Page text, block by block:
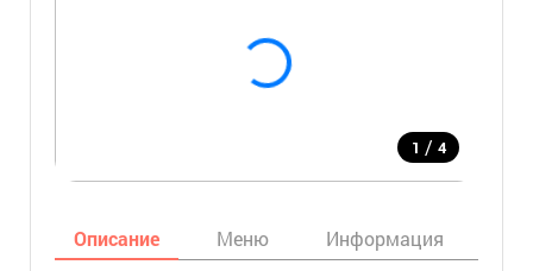
1 / 4
Описание Меню Информация